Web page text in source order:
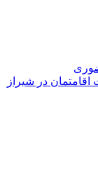
شکل ممکن از 48 ساعت اقامتمان در شیراز